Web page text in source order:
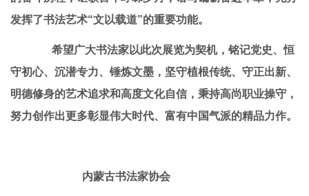
发挥了书法艺术“文以载道”的重要功能。
希望广大书法家以此次展览为契机，铭记党史、恒
守初心、沉潜专力、锤炼文墨，坚守植根传统、守正出新、
明德修身的艺术追求和高度文化自信，秉持高尚职业操守，
努力创作出更多彰显伟大时代、富有中国气派的精品力作。
内蒙古书法家协会